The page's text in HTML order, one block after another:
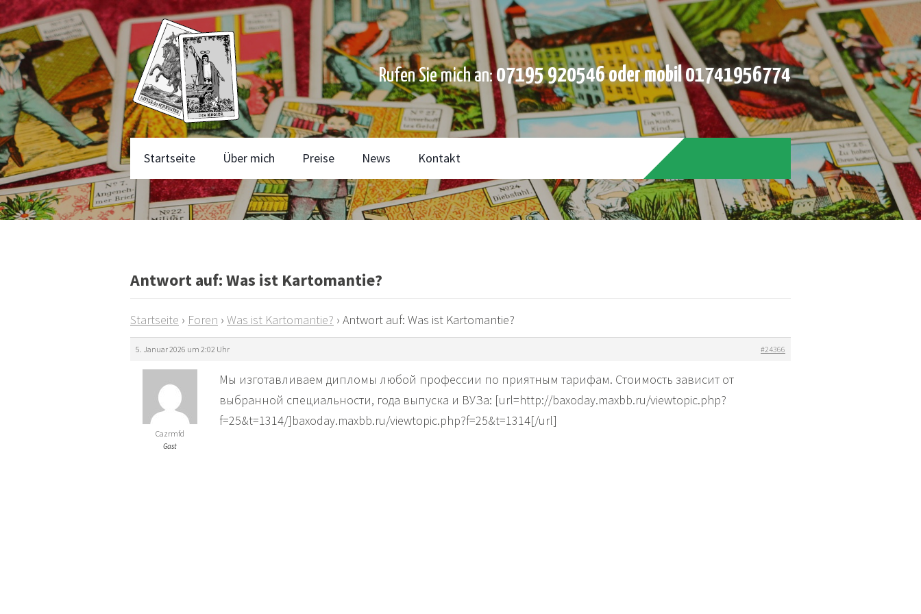
Rufen Sie mich an:07195 920546 oder mobil 01741956774
Startseite Über mich Preise News Kontakt
Antwort auf: Was ist Kartomantie?
Startseite › Foren › Was ist Kartomantie? › Antwort auf: Was ist Kartomantie?
5. Januar 2026 um 2:02 Uhr #24366
Cazrmfd
Gast
Мы изготавливаем дипломы любой профессии по приятным тарифам. Стоимость зависит от
выбранной специальности, года выпуска и ВУЗа: [url=http://baxoday.maxbb.ru/viewtopic.php?
f=25&t=1314/]baxoday.maxbb.ru/viewtopic.php?f=25&t=1314[/url]